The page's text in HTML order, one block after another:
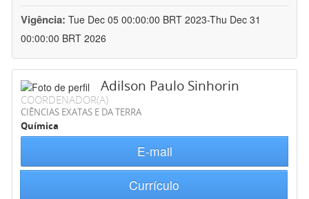
Vigência: Tue Dec 05 00:00:00 BRT 2023-Thu Dec 31
00:00:00 BRT 2026
Adilson Paulo Sinhorin
COORDENADOR(A)
CIÊNCIAS EXATAS E DA TERRA
Química
E-mail
Currículo